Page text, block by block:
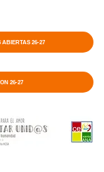
26-27
26-27